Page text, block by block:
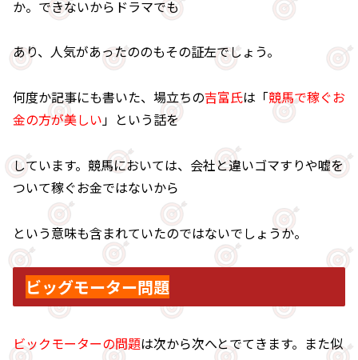
か。できないからドラマでも
あり、人気があったののもその証左でしょう。
何度か記事にも書いた、場立ちの吉富氏は「競馬で稼ぐお
金の方が美しい」という話を
しています。競馬においては、会社と違いゴマすりや嘘を
ついて稼ぐお金ではないから
という意味も含まれていたのではないでしょうか。
ビッグモーター問題
ビックモーターの問題は次から次へとでてきます。また似